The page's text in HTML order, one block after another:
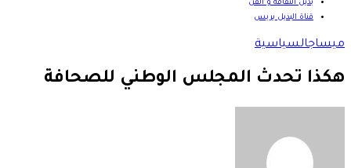
بديل الثقافة و الفن
قناة البديل بريس
ميساجالسياسية
هكذا تحدث المجلس الوطني للصحافة